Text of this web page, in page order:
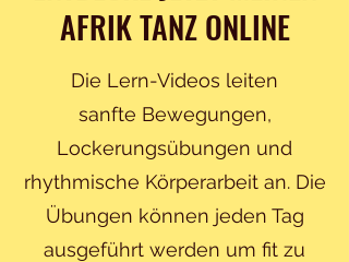
AFRIK TANZ ONLINE
Die Lern-Videos leiten
sanfte Bewegungen,
Lockerungsübungen und
rhythmische Körperarbeit an. Die
Übungen können jeden Tag
ausgeführt werden um fit zu